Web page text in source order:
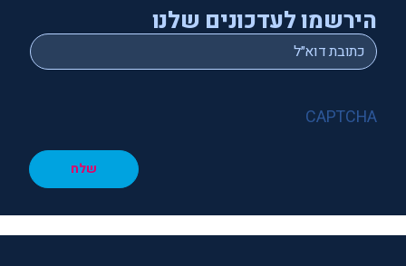
הירשמו לעדכונים שלנו
Email
*
CAPTCHA
שלח